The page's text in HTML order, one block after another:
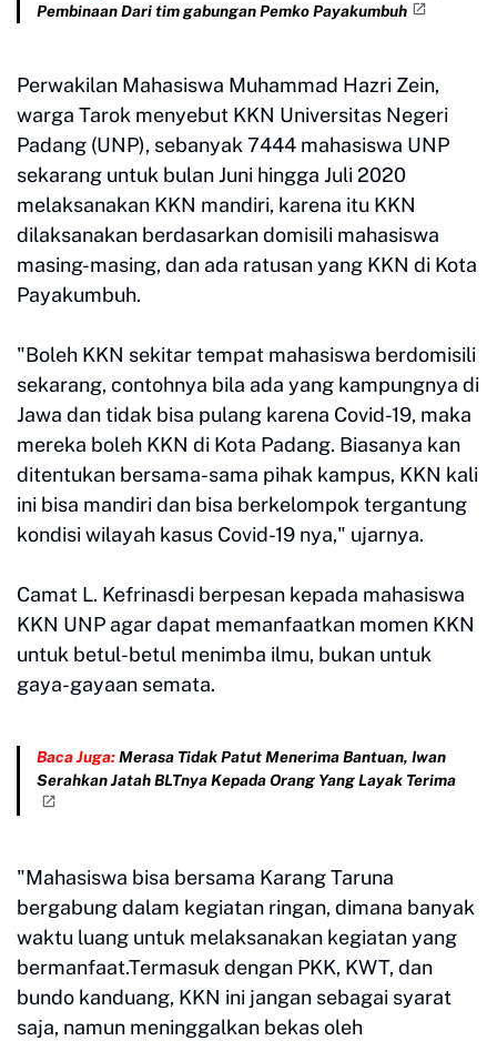
Pembinaan Dari tim gabungan Pemko Payakumbuh
Perwakilan Mahasiswa Muhammad Hazri Zein,
warga Tarok menyebut KKN Universitas Negeri
Padang (UNP), sebanyak 7444 mahasiswa UNP
sekarang untuk bulan Juni hingga Juli 2020
melaksanakan KKN mandiri, karena itu KKN
dilaksanakan berdasarkan domisili mahasiswa
masing-masing, dan ada ratusan yang KKN di Kota
Payakumbuh.
"Boleh KKN sekitar tempat mahasiswa berdomisili
sekarang, contohnya bila ada yang kampungnya di
Jawa dan tidak bisa pulang karena Covid-19, maka
mereka boleh KKN di Kota Padang. Biasanya kan
ditentukan bersama-sama pihak kampus, KKN kali
ini bisa mandiri dan bisa berkelompok tergantung
kondisi wilayah kasus Covid-19 nya," ujarnya.
Camat L. Kefrinasdi berpesan kepada mahasiswa
KKN UNP agar dapat memanfaatkan momen KKN
untuk betul-betul menimba ilmu, bukan untuk
gaya-gayaan semata.
Baca Juga:Merasa Tidak Patut Menerima Bantuan, Iwan
Serahkan Jatah BLTnya Kepada Orang Yang Layak Terima
"Mahasiswa bisa bersama Karang Taruna
bergabung dalam kegiatan ringan, dimana banyak
waktu luang untuk melaksanakan kegiatan yang
bermanfaat.Termasuk dengan PKK, KWT, dan
bundo kanduang, KKN ini jangan sebagai syarat
saja, namun meninggalkan bekas oleh